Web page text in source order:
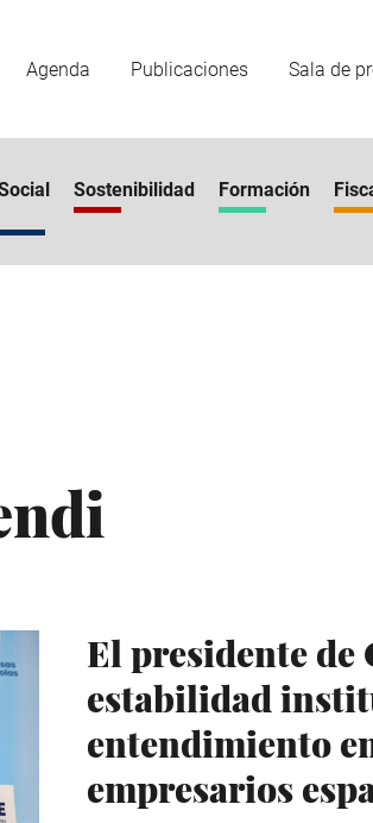
Agenda Publicaciones Sala de
Sostenibilidad Formación
El presidente de
estabilidad
entendimiento
empresarios